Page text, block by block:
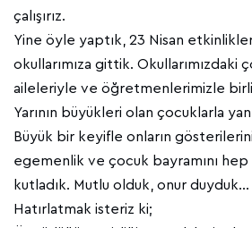
çalışırız.
Yine öyle yaptık, 23 Nisan
okullarımıza gittik. Okullarımızdaki
aileleriyle ve öğretmenlerimizle
Yarının büyükleri olan çocuklarla
Büyük bir keyifle onların
egemenlik ve çocuk bayramını
kutladık. Mutlu olduk, onur duyduk…
Hatırlatmak isteriz ki;